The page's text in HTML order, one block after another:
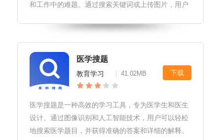
和工作中的难题。通过搜索关键词或上传图片，用户
细的解析和注释，加深对知识点的理解和记忆。医学
搜题软件特性1.题目覆盖广泛：
医学搜题
教育学习 41.02MB 下载
医学搜题是一种高效的学习工具，专为医学生和医生
设计。通过图像识别和人工智能技术，用户可以轻松
地搜索医学题目，并获得准确的答案和详细的解释。